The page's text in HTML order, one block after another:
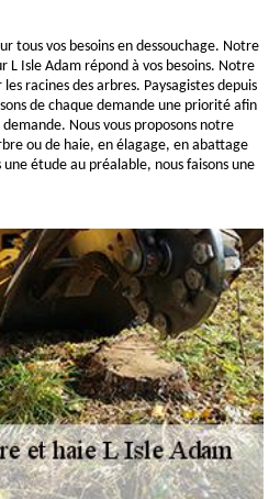
tous vos besoins en dessouchage. Notre
Isle Adam répond à vos besoins. Notre
racines des arbres. Paysagistes depuis
de chaque demande une priorité afin
Nous vous proposons notre
ou de haie, en élagage, en abattage
une étude au préalable, nous faisons une